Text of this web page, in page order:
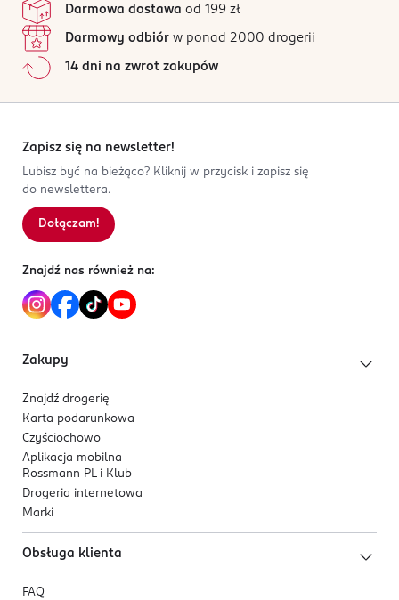
Darmowa dostawa od 199 zł
Darmowy odbiór w ponad 2000 drogerii
14 dni na zwrot zakupów
Zapisz się na newsletter!
Lubisz być na bieżąco? Kliknij w przycisk i zapisz się
do newslettera.
Dołączam!
Znajdź nas również na:
Zakupy
Znajdź drogerię
Karta podarunkowa
Czyściochowo
Aplikacja mobilna
Rossmann PL i Klub
Drogeria internetowa
Marki
Obsługa klienta
FAQ